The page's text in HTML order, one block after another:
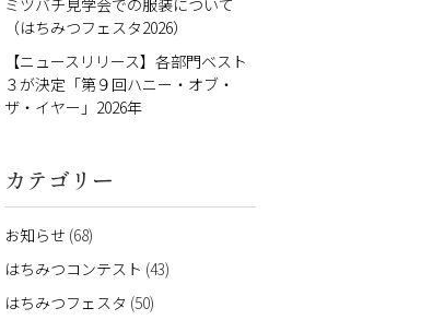
ミツバチ見学会での服装について
（はちみつフェスタ2026）
【ニュースリリース】各部門ベスト
３が決定「第９回ハニー・オブ・
ザ・イヤー」2026年
カテゴリー
お知らせ (68)
はちみつコンテスト (43)
はちみつフェスタ (50)